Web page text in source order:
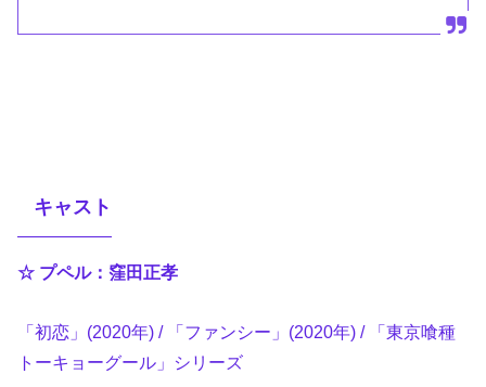
キャスト
☆ プペル：窪田正孝
「初恋」(2020年) / 「ファンシー」(2020年) / 「東京喰種
トーキョーグール」シリーズ